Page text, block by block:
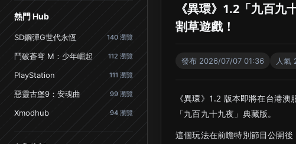
熱門 Hub
SD鋼彈G世代永恆 140 瀏覽
鬥破蒼穹 M：少年崛起 112 瀏覽
PlayStation 111 瀏覽
惡靈古堡9：安魂曲 99 瀏覽
Xmodhub 94 瀏覽
《異環》1.2「九百
割草遊戲！
發布 2026/07/07 01:36 人氣
《異環》1.2 版本即將在台港
「九百九十九夜」典藏版。
這個玩法在前瞻特別節目公開